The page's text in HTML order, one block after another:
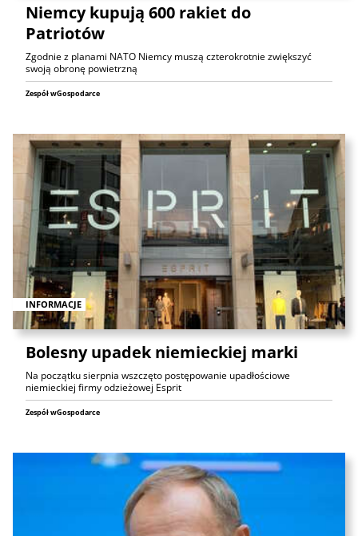
Niemcy kupują 600 rakiet do
Patriotów
Zgodnie z planami NATO Niemcy muszą czterokrotnie zwiększyć
swoją obronę powietrzną
Zespół wGospodarce
INFORMACJE
Bolesny upadek niemieckiej marki
Na początku sierpnia wszczęto postępowanie upadłościowe
niemieckiej firmy odzieżowej Esprit
Zespół wGospodarce